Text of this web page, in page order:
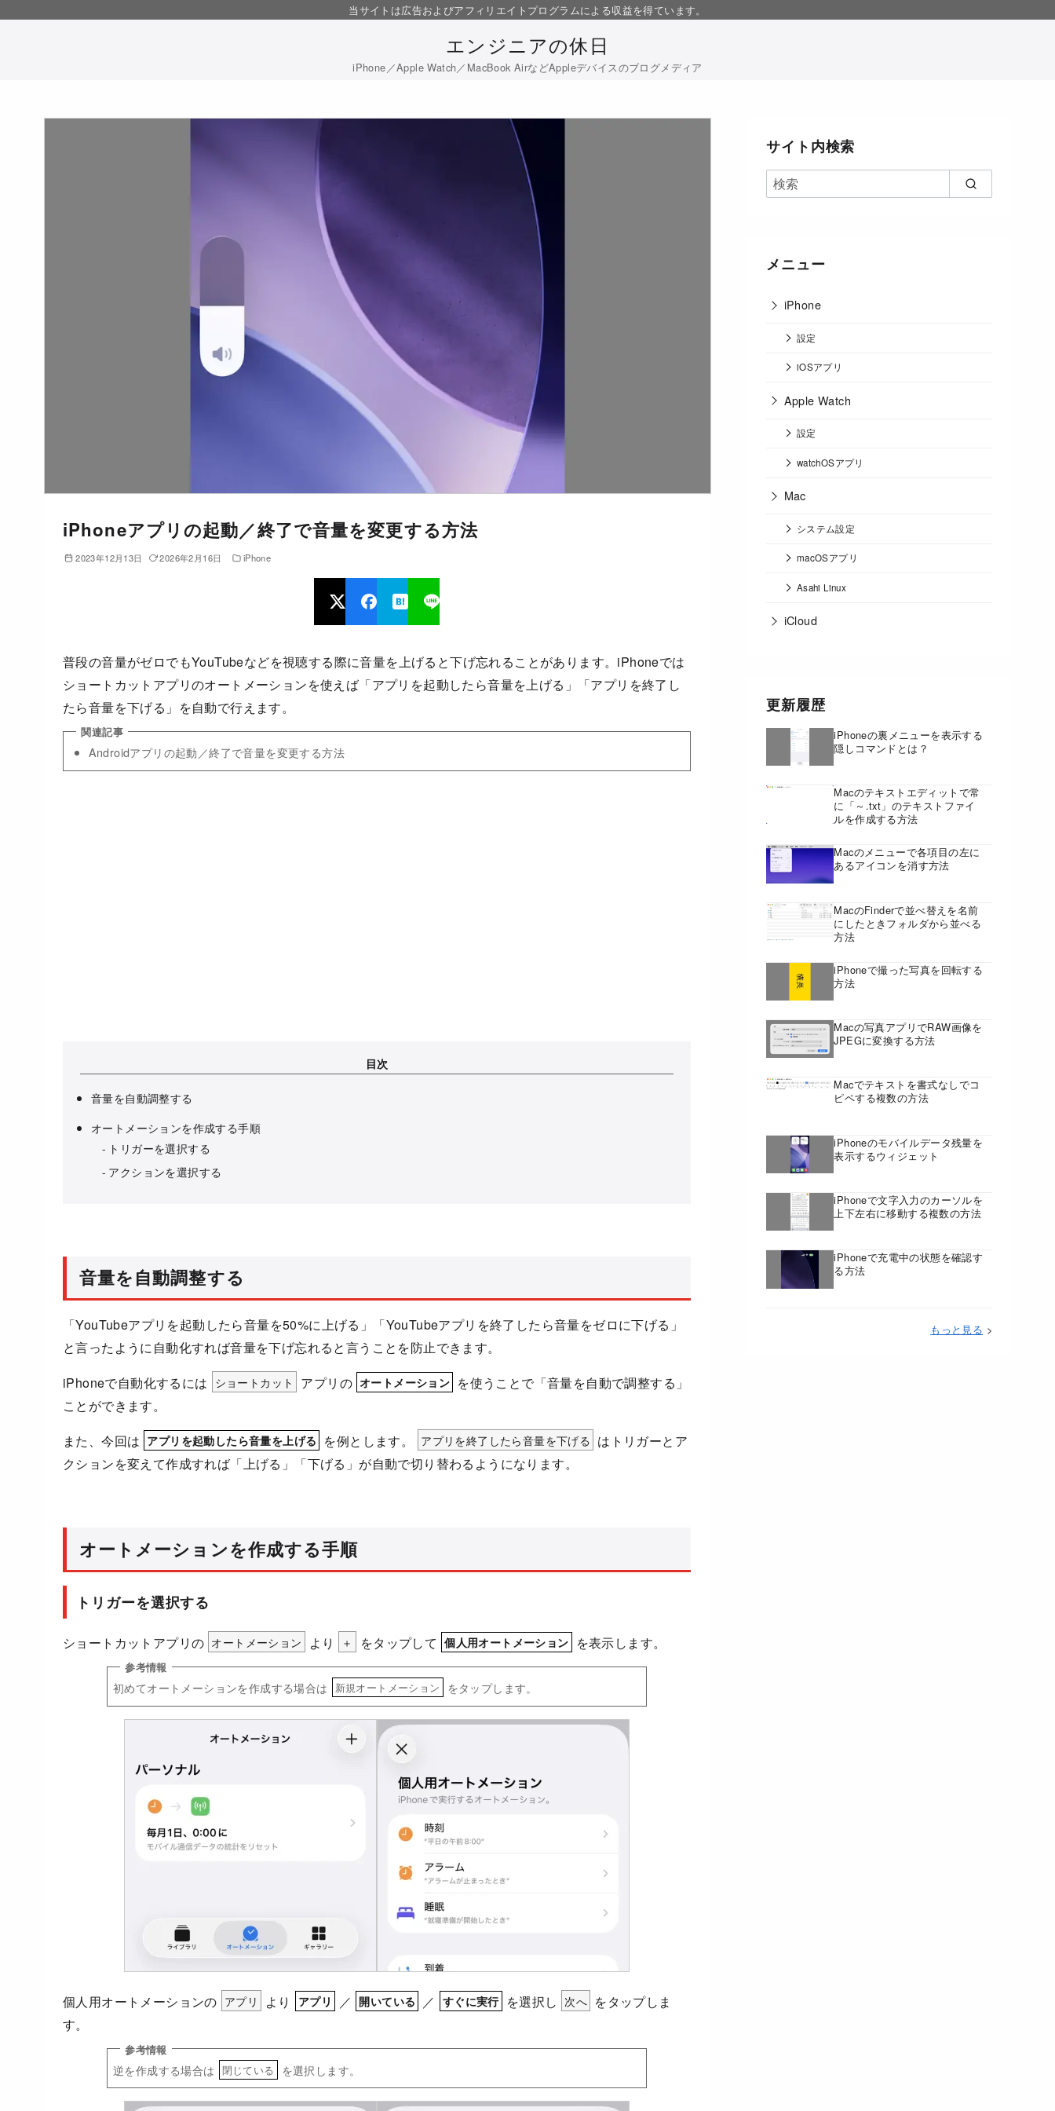
当サイトは広告およびアフィリエイトプログラムによる収益を得ています。
エンジニアの休日
iPhone／Apple Watch／MacBook AirなどAppleデバイスのブログメディア
iPhoneアプリの起動／終了で音量を変更する方法
2023年12月13日 2026年2月16日 iPhone
普段の音量がゼロでもYouTubeなどを視聴する際に音量を上げると下げ忘れることがあります。iPhoneでは
ショートカットアプリのオートメーションを使えば「アプリを起動したら音量を上げる」「アプリを終了し
たら音量を下げる」を自動で行えます。
Androidアプリの起動／終了で音量を変更する方法
目次
音量を自動調整する
オートメーションを作成する手順
トリガーを選択する
アクションを選択する
音量を自動調整する
「YouTubeアプリを起動したら音量を50%に上げる」「YouTubeアプリを終了したら音量をゼロに下げる」
と言ったように自動化すれば音量を下げ忘れると言うことを防止できます。
iPhoneで自動化するには ショートカット アプリの オートメーション を使うことで「音量を自動で調整する」
ことができます。
また、今回は アプリを起動したら音量を上げる を例とします。 アプリを終了したら音量を下げる はトリガーとア
クションを変えて作成すれば「上げる」「下げる」が自動で切り替わるようになります。
オートメーションを作成する手順
トリガーを選択する
ショートカットアプリの オートメーション より ＋ をタップして 個人用オートメーション を表示します。
初めてオートメーションを作成する場合は 新規オートメーション をタップします。
個人用オートメーションの アプリ より アプリ ／ 開いている ／ すぐに実行 を選択し 次へ をタップしま
す。
逆を作成する場合は 閉じている を選択します。
サイト内検索
メニュー
iPhone
設定
iOSアプリ
Apple Watch
設定
watchOSアプリ
Mac
システム設定
macOSアプリ
Asahi Linux
iCloud
更新履歴
iPhoneの裏メニューを表示する
隠しコマンドとは？
Macのテキストエディットで常
に「～.txt」のテキストファイ
ルを作成する方法
Macのメニューで各項目の左に
あるアイコンを消す方法
MacのFinderで並べ替えを名前
にしたときフォルダから並べる
方法
iPhoneで撮った写真を回転する
方法
Macの写真アプリでRAW画像を
JPEGに変換する方法
Macでテキストを書式なしでコ
ピペする複数の方法
iPhoneのモバイルデータ残量を
表示するウィジェット
iPhoneで文字入力のカーソルを
上下左右に移動する複数の方法
iPhoneで充電中の状態を確認す
る方法
もっと見る >